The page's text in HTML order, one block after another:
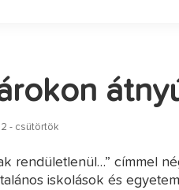
- csütörtök
rendületlenül…” címmel
iskolások és